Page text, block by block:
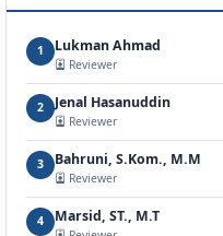
1 Lukman Ahmad
Reviewer
2 Jenal Hasanuddin
Reviewer
3 Bahruni, S.Kom., M.M
Reviewer
4 Marsid, ST., M.T